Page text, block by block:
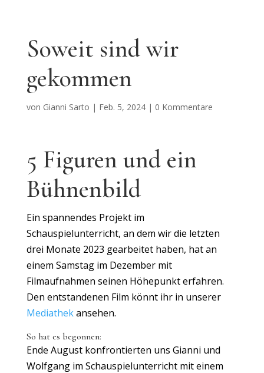
Soweit sind wir
gekommen
von Gianni Sarto | Feb. 5, 2024| 0 Kommentare
5 Figuren und ein
Bühnenbild
Ein spannendes Projekt im
Schauspielunterricht, an dem wir die letzten
drei Monate 2023 gearbeitet haben, hat an
einem Samstag im Dezember mit
Filmaufnahmen seinen Höhepunkt erfahren.
Den entstandenen Film könnt ihr in unserer
Mediathekansehen.
So hat es begonnen:
Ende August konfrontierten uns Gianni und
Wolfgang im Schauspielunterricht mit einem